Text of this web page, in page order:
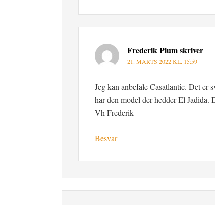
Frederik Plumskriver
21. MARTS 2022 KL. 15:59
Jeg kan anbefale Casatlantic. Det er
har den model der hedder El Jadida.
Vh Frederik
Besvar